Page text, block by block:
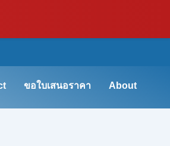
ขอใบเสนอราคา About